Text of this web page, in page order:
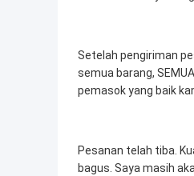
Setelah pengiriman
semua barang,
pemasok yang baik
Pesanan telah tiba.
bagus. Saya masih